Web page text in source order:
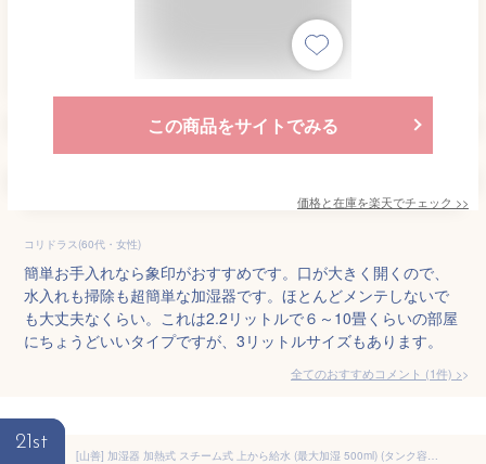
この商品をサイトでみる
価格と在庫を楽天でチェック >>
コリドラス(60代・女性)
簡単お手入れなら象印がおすすめです。口が大きく開くので、
水入れも掃除も超簡単な加湿器です。ほとんどメンテしないで
も大丈夫なくらい。これは2.2リットルで６～10畳くらいの部屋
にちょうどいいタイプですが、3リットルサイズもあります。
全てのおすすめコメント (1件) >
21st
[山善] 加湿器 加熱式 スチーム式 上から給水 (最大加湿 500ml) (タンク容量 2.4L) (木造~8.5畳 / プレハブ洋室~14畳) 卓上 小型 寝室 ホワイト KS-J242(W)